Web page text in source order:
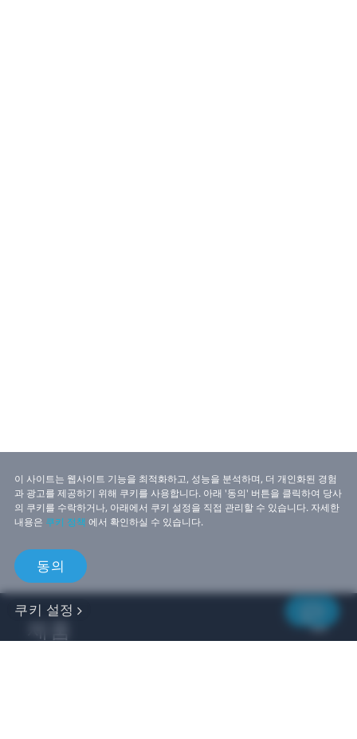
이 사이트는 웹사이트 기능을 최적화하고, 성능을 분석하며, 더 개인화된 경험
과 광고를 제공하기 위해 쿠키를 사용합니다. 아래 '동의' 버튼을 클릭하여 당사
의 쿠키를 수락하거나, 아래에서 쿠키 설정을 직접 관리할 수 있습니다. 자세한
내용은 쿠키 정책 에서 확인하실 수 있습니다.
동의
쿠키 설정
제품